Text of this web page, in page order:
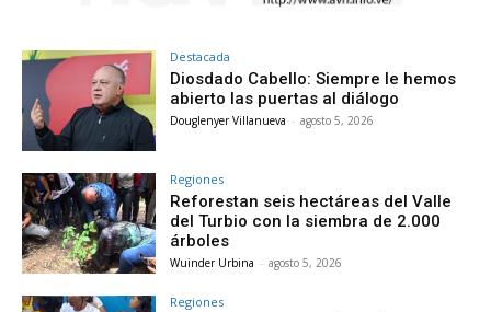
Destacada
Diosdado Cabello: Siempre le hemos
abierto las puertas al diálogo
Douglenyer Villanueva - agosto 5, 2026
Regiones
Reforestan seis hectáreas del Valle
del Turbio con la siembra de 2.000
árboles
Wuinder Urbina - agosto 5, 2026
Regiones